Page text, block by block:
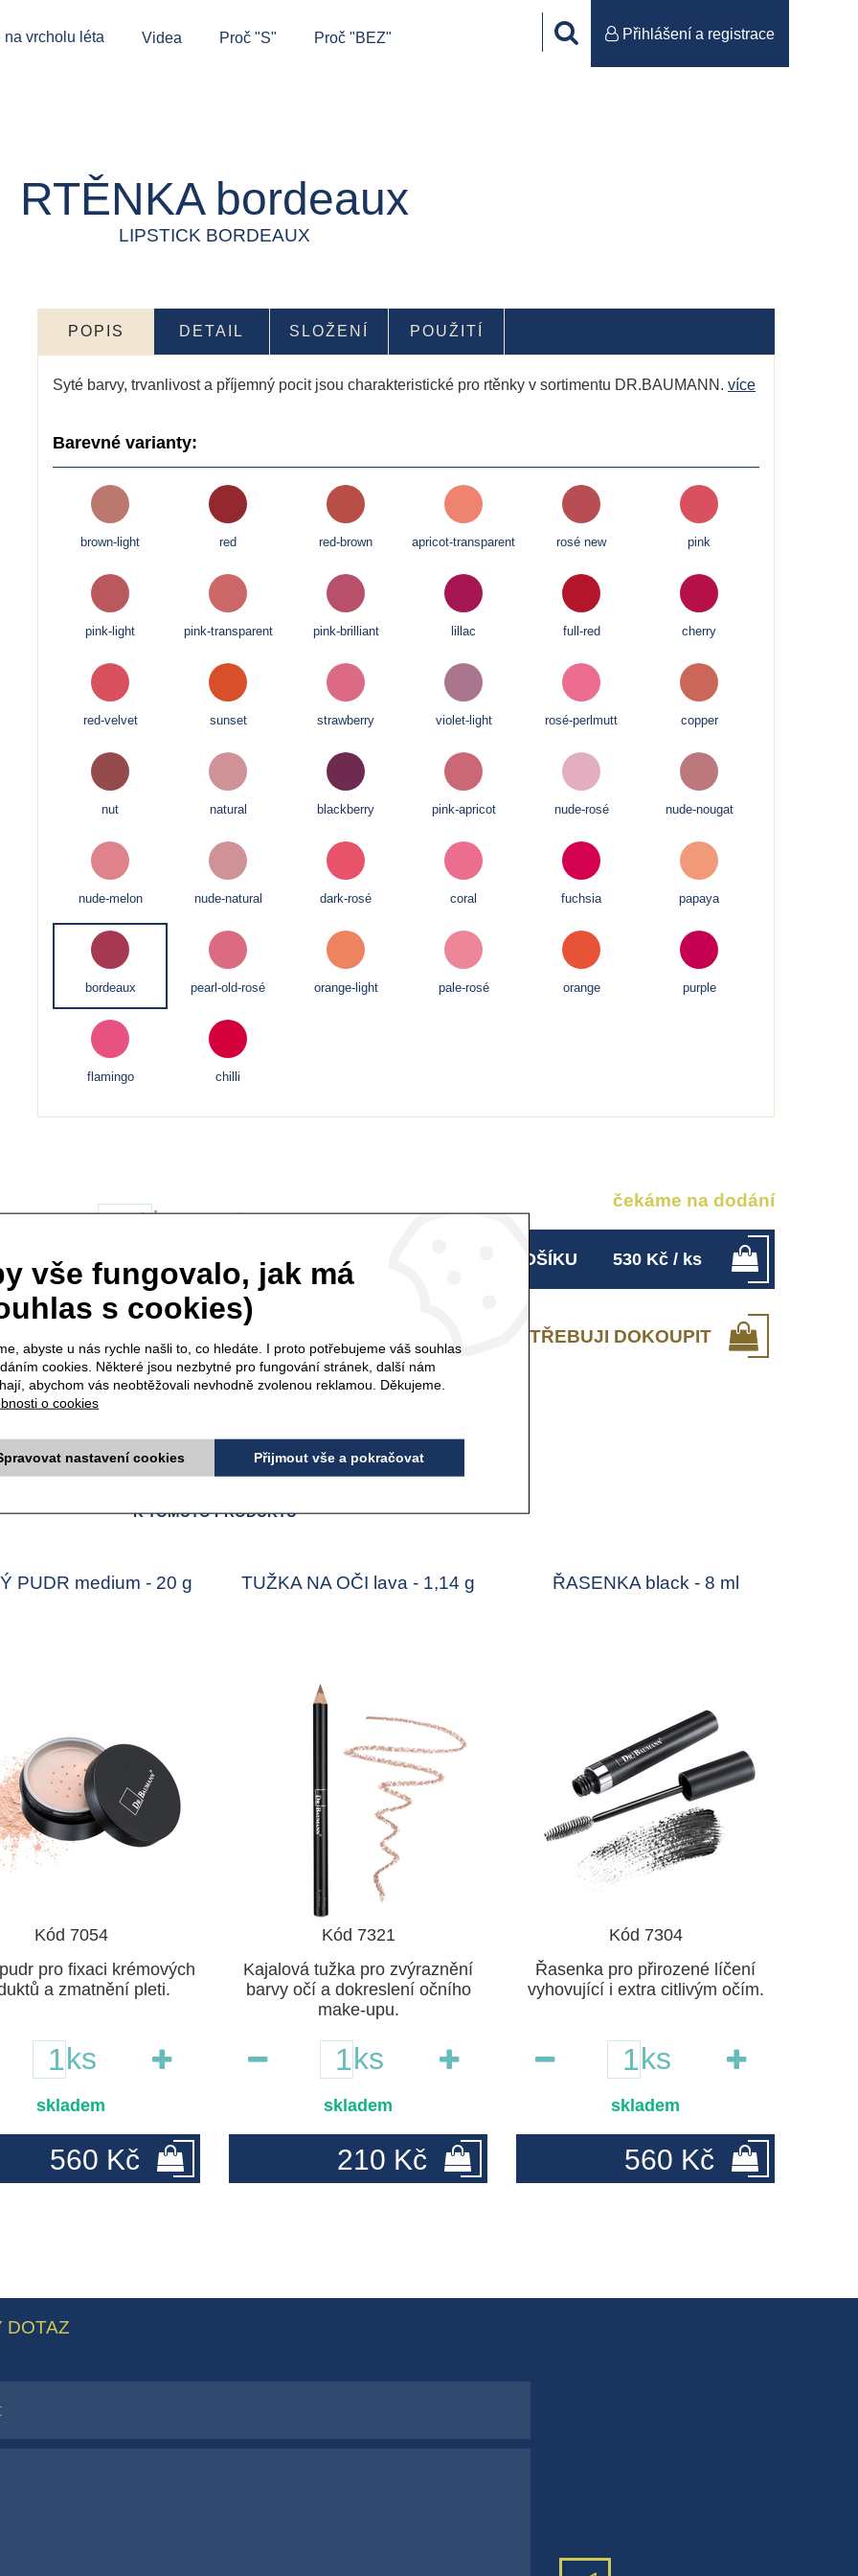
vrcholu léta Videa Proč "S" Proč "BEZ" Přihlášení a registrace
RTĚNKA bordeaux
LIPSTICK BORDEAUX
POPIS DETAIL SLOŽENÍ POUŽITÍ
Syté barvy, trvanlivost a příjemný pocit jsou charakteristické pro rtěnky v sortimentu DR.BAUMANN. více
Barevné varianty:
brown-light red red-brown apricot-transparent rosé new pink
pink-light pink-transparent pink-brilliant lillac full-red cherry
red-velvet sunset strawberry violet-light rosé-perlmutt copper
nut natural blackberry pink-apricot nude-rosé nude-nougat
nude-melon nude-natural dark-rosé coral fuchsia papaya
bordeaux pearl-old-rosé orange-light pale-rosé orange purple
flamingo chilli
POTŘEBUJI DOKOUPIT
ks
čekáme na dodání
VLOŽIT DO KOŠÍKU 530 Kč / ks
doporučujeme
K TOMUTO PRODUKTU
PUDR medium - 20 g
Kód 7054
pro fixaci krémových
a zmatnění pleti.
ks
skladem
560 Kč
TUŽKA NA OČI lava - 1,14 g
Kód 7321
Kajalová tužka pro zvýraznění
barvy očí a dokreslení očního
make-upu.
ks
skladem
210 Kč
ŘASENKA black - 8 ml
Kód 7304
Řasenka pro přirozené líčení
vyhovující i extra citlivým očím.
ks
skladem
560 Kč
DOTAZ
vše fungovalo, jak má
s cookies)
abyste u nás rychle našli to, co hledáte. I proto potřebujeme váš souhlas
cookies. Některé jsou nezbytné pro fungování stránek, další nám
abychom vás neobtěžovali nevhodně zvolenou reklamou. Děkujeme.
o cookies
nastavení cookies Přijmout vše a pokračovat